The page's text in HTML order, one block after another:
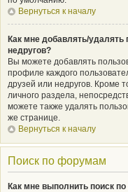
Вернуться к началу
Как мне добавлять/удалять
недругов?
Вы можете добавлять
профиле каждого
друзей или недругов. Кроме
личного раздела,
можете также удалять
же странице.
Вернуться к началу
Поиск по форумам
Как мне выполнить поиск